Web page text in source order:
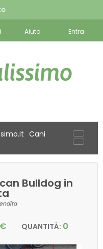
Aiuto Entra
Cani
Bulldog in
QUANTITÀ: 0